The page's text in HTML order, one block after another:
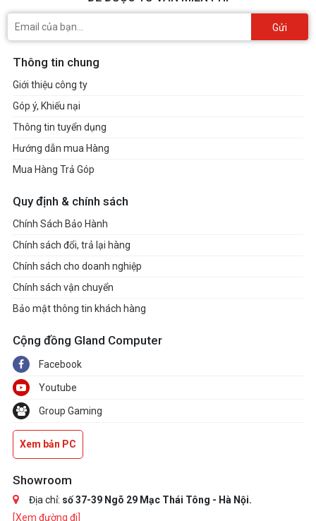
Gửi
Thông tin chung
Giới thiệu công ty
Góp ý, Khiếu nại
Thông tin tuyển dụng
Hướng dẫn mua Hàng
Mua Hàng Trả Góp
Quy định & chính sách
Chính Sách Bảo Hành
Chính sách đổi, trả lại hàng
Chính sách cho doanh nghiệp
Chính sách vận chuyển
Bảo mật thông tin khách hàng
Cộng đồng Gland Computer
Facebook
Youtube
Group Gaming
Xem bản PC
Showroom
Địa chỉ: số 37-39 Ngõ 29 Mạc Thái Tông - Hà Nội.
[Xem đường đi]